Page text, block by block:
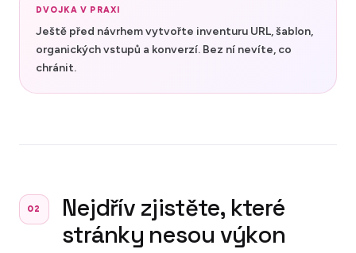
DVOJKA V PRAXI
Ještě před návrhem vytvořte inventuru URL, šablon,
organických vstupů a konverzí. Bez ní nevíte, co
chránit.
02
Nejdřív zjistěte, které
stránky nesou výkon